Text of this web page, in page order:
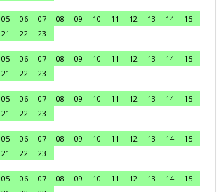
05 06 07 08 09 10 11 12 13 14
15
21 22
23
05 06 07 08 09 10 11 12 13 14
15
21 22
23
05 06 07 08 09 10 11 12 13 14
15
21 22
23
05 06 07 08 09 10 11 12 13 14
15
21 22
23
05 06 07 08 09 10 11 12 13 14
15